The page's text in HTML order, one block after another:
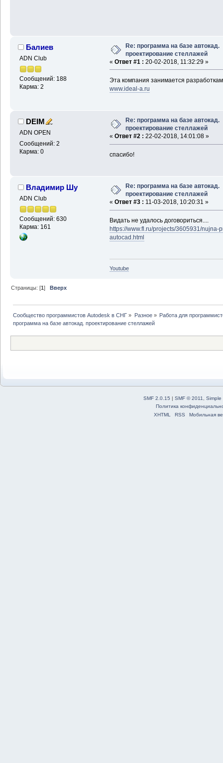
Балиев
ADN Club
Сообщений: 188
Карма: 2
Re: программа на базе автокад.
проектирование стеллажей
« Ответ #1 : 20-02-2018, 11:32:29 »
Эта компания занимается
www.ideal-a.ru
DEIM
ADN OPEN
Сообщений: 2
Карма: 0
Re: программа на базе автокад.
проектирование стеллажей
« Ответ #2 : 22-02-2018, 14:01:08 »
спасибо!
Владимир Шу
ADN Club
Сообщений: 630
Карма: 161
Re: программа на базе автокад.
проектирование стеллажей
« Ответ #3 : 11-03-2018, 10:20:31 »
Видать не удалось договориться....
https://www.fl.ru/projects/3605931/
autocad.html
Youtube
Страницы: [1]Вверх
Сообщество программистов Autodesk в СНГ » Разное» Работа для
программа на базе автокад. проектирование стеллажей
SMF 2.0.15 | SMF © 2011
Simple
Политика
XHTML
RSS Мобильная